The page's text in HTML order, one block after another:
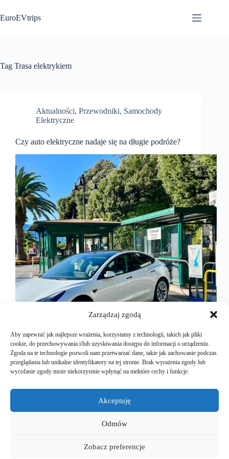
Zarządzaj zgodą
Aby zapewnić jak najlepsze wrażenia, korzystamy z technologii, takich jak pliki
cookie, do przechowywania i/lub uzyskiwania dostępu do informacji o urządzeniu.
Zgoda na te technologie pozwoli nam przetwarzać dane, takie jak zachowanie podczas
przeglądania lub unikalne identyfikatory na tej stronie. Brak wyrażenia zgody lub
wycofanie zgody może niekorzystnie wpłynąć na niektóre cechy i funkcje.
Akceptuję
Odmów
Zobacz preferencje
do
treści
EuroEVtrips
Tag Trasa elektrykiem
Aktualności, Przewodniki, Samochody
Elektryczne
Czy auto elektryczne nadaje się na długie podróże?
Czy samochód elektryczny nadaje się na długie
trasy? Oto fakty! Jeszcze kilka lat temu wielu,
dużą rezerwą, szczególnie w kontekście długich
podróży. Wyobrażenie o krótkim zasięgu, braku
ładowarek i długim czasie ładowania było
2025-04-27